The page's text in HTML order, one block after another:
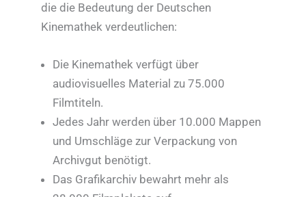
die die Bedeutung der Deutschen
Kinemathek verdeutlichen:
Die Kinemathek verfügt über
audiovisuelles Material zu 75.000
Filmtiteln.
Jedes Jahr werden über 10.000 Mappen
und Umschläge zur Verpackung von
Archivgut benötigt.
Das Grafikarchiv bewahrt mehr als